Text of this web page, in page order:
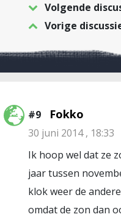
Volgende
Vorige
#9 Fokko
30 juni 2014 , 18:33
Ik hoop wel dat ze
jaar tussen
klok weer de
omdat de zon dan